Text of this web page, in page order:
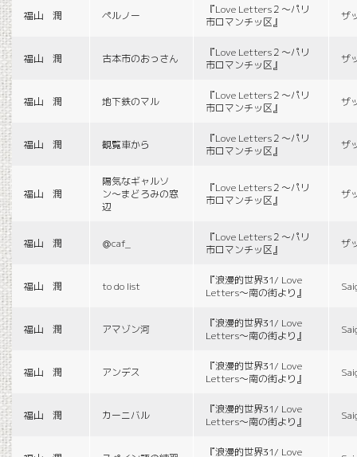
福山 潤 ペルノー
『Love Letters２〜パリ
市ロマンチッ区』
ザ
福山 潤 古本市のおっさん
『Love Letters２〜パリ
市ロマンチッ区』
ザ
福山 潤 地下鉄のマル
『Love Letters２〜パリ
市ロマンチッ区』
ザ
福山 潤 観覧車から
『Love Letters２〜パリ
市ロマンチッ区』
ザ
福山 潤
陽気なギャルソ
ン〜まどろみの窓
辺
『Love Letters２〜パリ
市ロマンチッ区』
ザ
福山 潤 ＠caf_
『Love Letters２〜パリ
市ロマンチッ区』
ザ
福山 潤 to do list
『浪漫的世界31/ Love
Letters〜南の街より』
福山 潤 アマゾン河
『浪漫的世界31/ Love
Letters〜南の街より』
福山 潤 アンデス
『浪漫的世界31/ Love
Letters〜南の街より』
福山 潤 カーニバル
『浪漫的世界31/ Love
Letters〜南の街より』
『浪漫的世界31/ Love